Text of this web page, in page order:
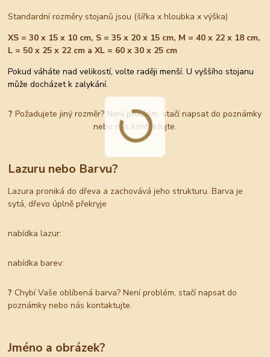
Standardní rozměry stojanů jsou (šířka x hloubka x výška)
XS = 30 x 15 x 10 cm, S = 35 x 20 x 15 cm, M = 40 x 22 x 18 cm,
L = 50 x 25 x 22 cm a XL = 60 x 30 x 25 cm
Pokud váháte nad velikostí, volte raději menší. U vyššího stojanu
může docházet k zalykání.
? Požadujete jiný rozměr? Není problém, stačí napsat do poznámky
nebo nás kontaktujte.
Lazuru nebo Barvu?
Lazura proniká do dřeva a zachovává jeho strukturu. Barva je
sytá, dřevo úplně překryje
nabídka lazur:
nabídka barev:
? Chybí Vaše oblíbená barva? Není problém, stačí napsat do
poznámky nebo nás kontaktujte.
Jméno a obrázek?